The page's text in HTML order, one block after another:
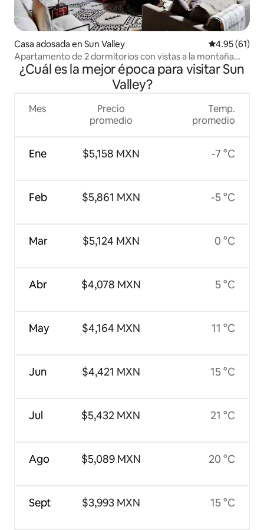
Casa adosada en Sun Valley Calificación
4.95 (61)
Apartamento de 2 dormitorios con vistas a la montaña
Baldy al pie de $$
¿Cuál es la mejor época para visitar Sun
Valley?
Mes
Ene
Feb
Mar
Abr
May
Jun
Jul
Ago
Sept
Precio
promedio
$5,158 MXN
$5,861 MXN
$5,124 MXN
$4,078 MXN
$4,164 MXN
$4,421 MXN
$5,432 MXN
$5,089 MXN
$3,993 MXN
Temp.
promedio
-7 °C
-5 °C
0 °C
5 °C
11 °C
15 °C
21 °C
20 °C
15 °C